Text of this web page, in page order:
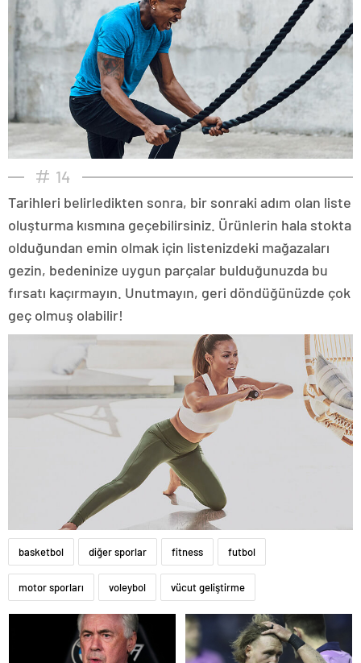
14
Tarihleri belirledikten sonra, bir sonraki adım olan liste
oluşturma kısmına geçebilirsiniz. Ürünlerin hala stokta
olduğundan emin olmak için listenizdeki mağazaları
gezin, bedeninize uygun parçalar bulduğunuzda bu
fırsatı kaçırmayın. Unutmayın, geri döndüğünüzde çok
geç olmuş olabilir!
basketbol diğer sporlar fitness futbol
motor sporları voleybol vücut geliştirme